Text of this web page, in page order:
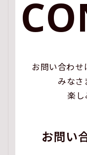
当社は、私たち
ら開示、訂正、
せがあった場合は
当社は、個人情
を整備し、全社
な見直しを行い
CO
お問い合わせ
みなさ
楽し
お問い